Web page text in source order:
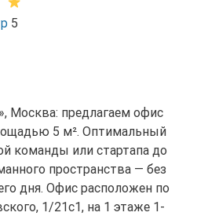
5
Москва: предлагаем офис
5 м². Оптимальный
команды или стартапа до
пространства — без
дня. Офис расположен по
1/21с1, на 1 этаже 1-